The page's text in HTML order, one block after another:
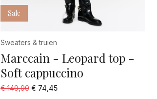
Sale
Sweaters & truien
Marccain - Leopard top -
Soft cappuccino
€ 149,90 € 74,45